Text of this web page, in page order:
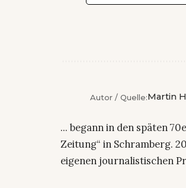
Autor / Quelle:Martin
... begann in den späten
Zeitung“ in Schramberg.
eigenen journalistischen